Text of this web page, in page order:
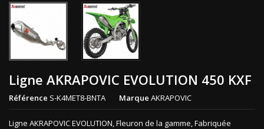
Ligne AKRAPOVIC EVOLUTION 450 KXF
Référence S-K4MET8-BNTA Marque AKRAPOVIC
Ligne AKRAPOVIC EVOLUTION, Fleuron de la gamme, Fabriquée